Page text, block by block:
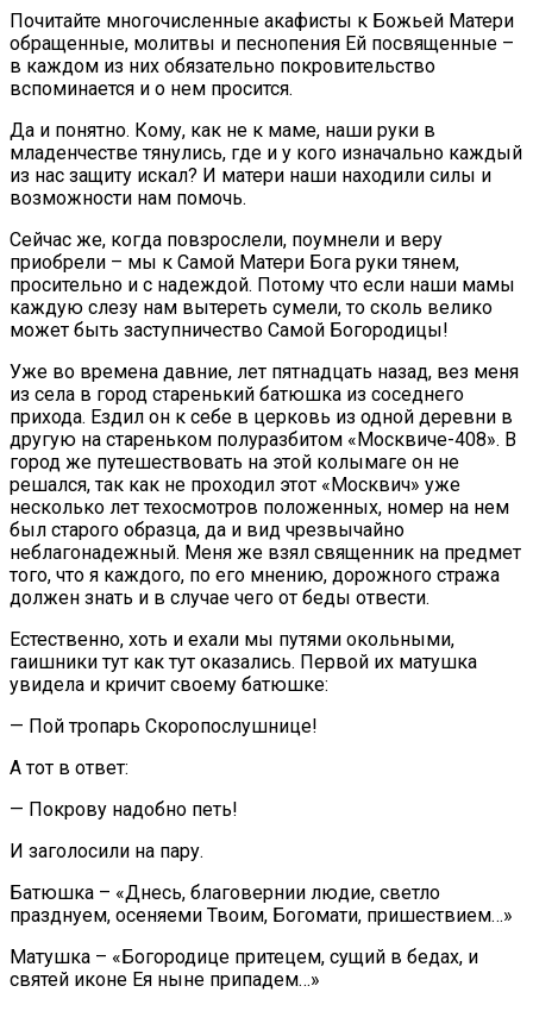
Почитайте многочисленные акафисты к Божьей Матери
обращенные, молитвы и песнопения Ей посвященные –
в каждом из них обязательно покровительство
вспоминается и о нем просится.
Да и понятно. Кому, как не к маме, наши руки в
младенчестве тянулись, где и у кого изначально каждый
из нас защиту искал? И матери наши находили силы и
возможности нам помочь.
Сейчас же, когда повзрослели, поумнели и веру
приобрели – мы к Самой Матери Бога руки тянем,
просительно и с надеждой. Потому что если наши мамы
каждую слезу нам вытереть сумели, то сколь велико
может быть заступничество Самой Богородицы!
Уже во времена давние, лет пятнадцать назад, вез меня
из села в город старенький батюшка из соседнего
прихода. Ездил он к себе в церковь из одной деревни в
другую на стареньком полуразбитом «Москвиче-408». В
город же путешествовать на этой колымаге он не
решался, так как не проходил этот «Москвич» уже
несколько лет техосмотров положенных, номер на нем
был старого образца, да и вид чрезвычайно
неблагонадежный. Меня же взял священник на предмет
того, что я каждого, по его мнению, дорожного стража
должен знать и в случае чего от беды отвести.
Естественно, хоть и ехали мы путями окольными,
гаишники тут как тут оказались. Первой их матушка
увидела и кричит своему батюшке:
— Пой тропарь Скоропослушнице!
А тот в ответ:
— Покрову надобно петь!
И заголосили на пару.
Батюшка – «Днесь, благовернии людие, светло
празднуем, осеняеми Твоим, Богомати, пришествием…»
Матушка – «Богородице притецем, сущий в бедах, и
святей иконе Ея ныне припадем…»